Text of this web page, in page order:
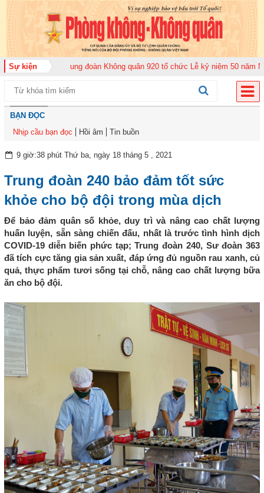
Sự kiện
2026 Trung đoàn Không quân 920 tổ chức Lễ kỷ niệm 50 năm Ngày
BẠN ĐỌC
Nhịp cầu bạn đọc
Hồi âm Tin buồn
9 giờ:38 phút Thứ ba, ngày 18 tháng 5 , 2021
Trung đoàn 240 bảo đảm tốt sức
khỏe cho bộ đội trong mùa dịch
Để bảo đảm quân số khỏe, duy trì và nâng cao chất lượng
huấn luyện, sẵn sàng chiến đấu, nhất là trước tình hình dịch
COVID-19 diễn biến phức tạp; Trung đoàn 240, Sư đoàn 363
đã tích cực tăng gia sản xuất, đáp ứng đủ nguồn rau xanh, củ
quả, thực phẩm tươi sống tại chỗ, nâng cao chất lượng bữa
ăn cho bộ đội.